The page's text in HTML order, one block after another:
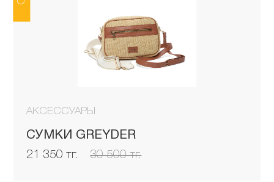
АКСЕССУАРЫ
СУМКИ GREYDER
21 350 тг. 30 500 тг.